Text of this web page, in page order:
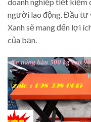
người lao động. Đầu tư
Xanh sẽ mang đến lợi
của bạn.